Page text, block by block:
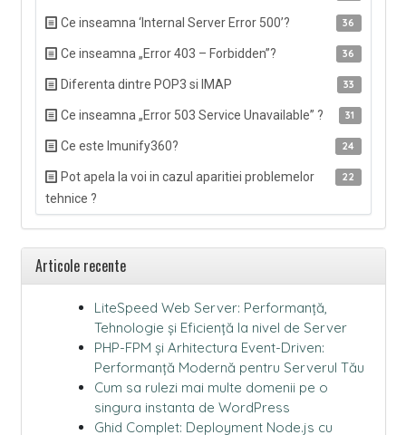
36
Ce inseamna ‘Internal Server Error 500’?
36
Ce inseamna „Error 403 – Forbidden”?
33
Diferenta dintre POP3 si IMAP
31
Ce inseamna „Error 503 Service Unavailable” ?
24
Ce este Imunify360?
22
Pot apela la voi in cazul aparitiei problemelor
tehnice ?
Articole recente
LiteSpeed Web Server: Performanță,
Tehnologie și Eficiență la nivel de Server
PHP-FPM și Arhitectura Event-Driven:
Performanță Modernă pentru Serverul Tău
Cum sa rulezi mai multe domenii pe o
singura instanta de WordPress
Ghid Complet: Deployment Node.js cu